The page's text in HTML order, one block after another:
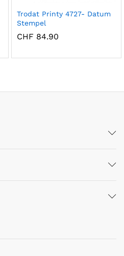
Trodat Printy 4727- Datum
Stempel
CHF 84.90